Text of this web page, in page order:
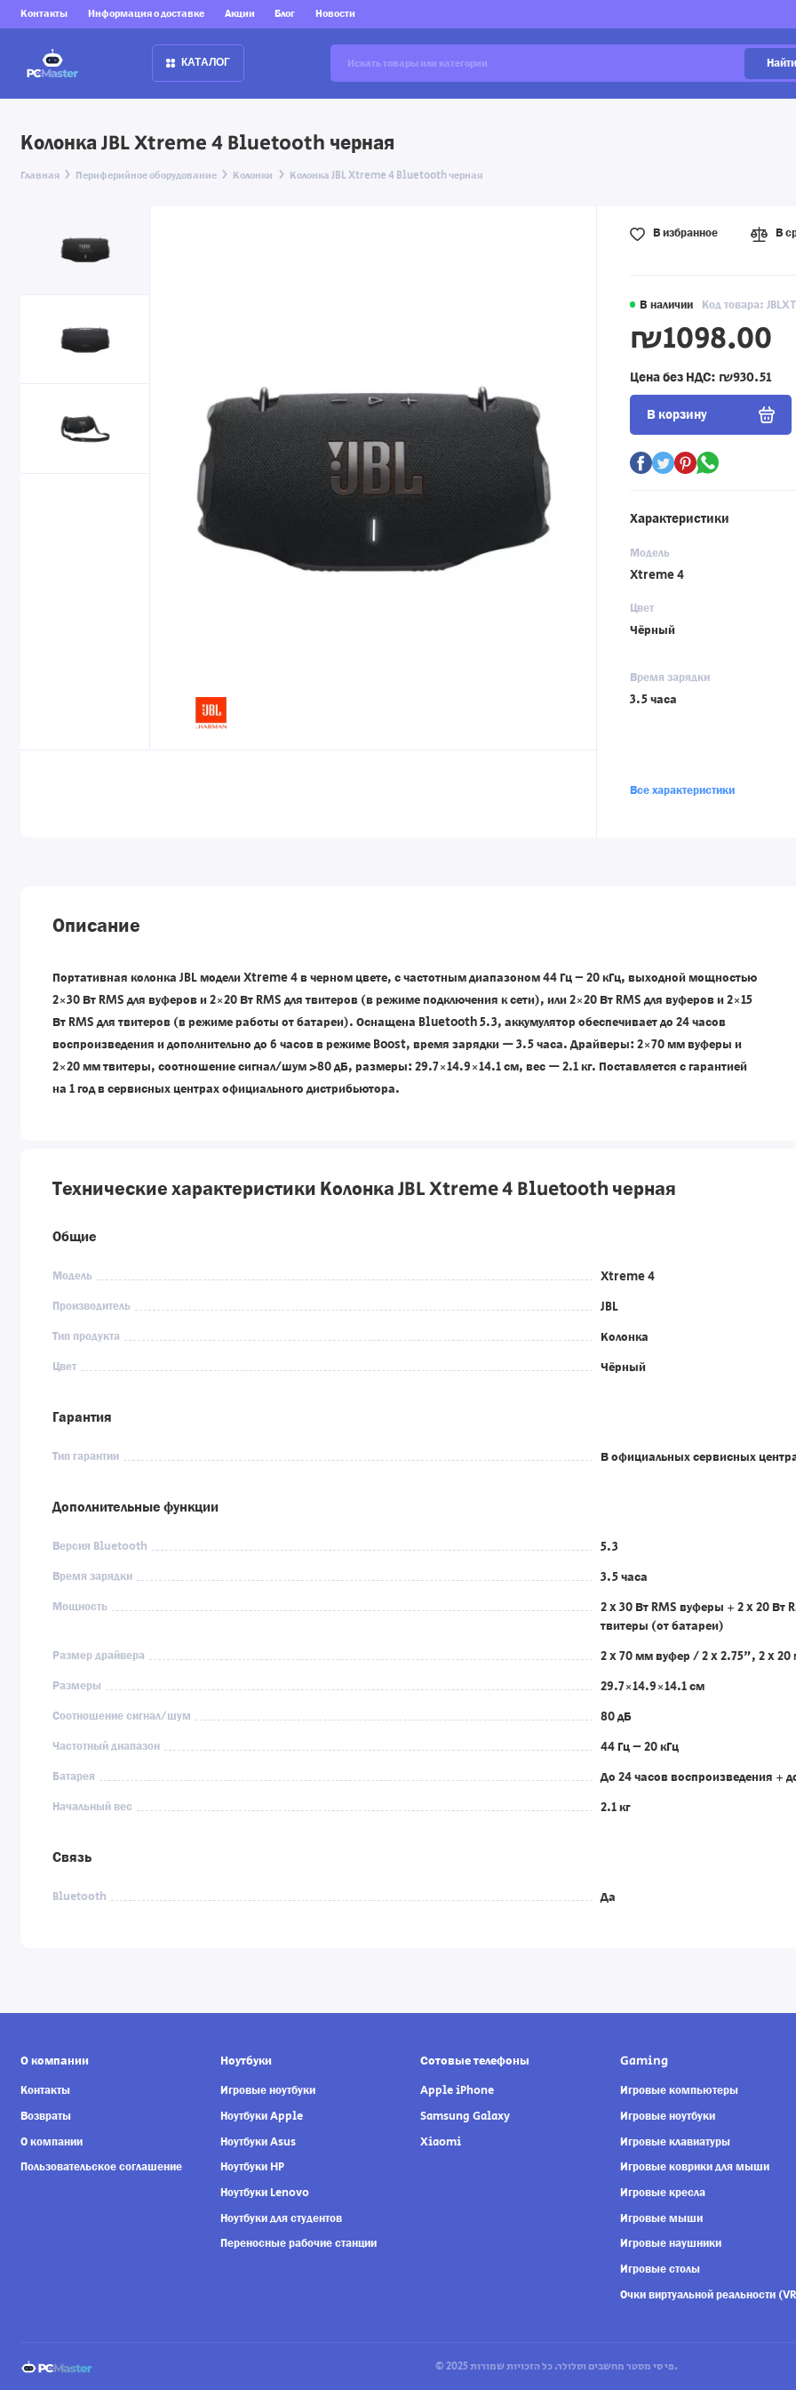
Контакты Информация о доставке Акции Блог Новости
КАТАЛОГ Найти
Колонка JBL Xtreme 4 Bluetooth черная
Главная Периферийное оборудование Колонки Колонка JBL Xtreme 4 Bluetooth черная
В наличии Код товара:
₪1098.00
Цена без НДС: ₪930.51
В корзину
В избранное В
Характеристики
Модель
Xtreme 4
Цвет
Чёрный
Время зарядки
3.5 часа
Все характеристики
Описание
Портативная колонка JBL модели Xtreme 4 в черном цвете, с частотным диапазоном 44 Гц – 20 кГц, выходной мощностью
2×30 Вт RMS для вуферов и 2×20 Вт RMS для твитеров (в режиме подключения к сети), или 2×20 Вт RMS для вуферов и 2×15
Вт RMS для твитеров (в режиме работы от батареи). Оснащена Bluetooth 5.3, аккумулятор обеспечивает до 24 часов
воспроизведения и дополнительно до 6 часов в режиме Boost, время зарядки — 3.5 часа. Драйверы: 2×70 мм вуферы и
2×20 мм твитеры, соотношение сигнал/шум >80 дБ, размеры: 29.7×14.9×14.1 см, вес — 2.1 кг. Поставляется с гарантией
на 1 год в сервисных центрах официального дистрибьютора.
Технические характеристики Колонка JBL Xtreme 4 Bluetooth черная
Общие
Модель Xtreme 4
Производитель JBL
Тип продукта Колонка
Цвет Чёрный
Гарантия
Тип гарантии В официальных сервисных
Дополнительные функции
Версия Bluetooth 5.3
Время зарядки 3.5 часа
Мощность
2 x 30 Вт RMS вуферы + 2 x 20 Вт
твитеры (от батареи)
Размер драйвера 2 x 70 мм вуфер / 2 x 2.75", 2 x
Размеры 29.7×14.9×14.1 см
Соотношение сигнал/шум 80 дБ
Частотный диапазон 44 Гц – 20 кГц
Батарея До 24 часов воспроизведения +
Начальный вес 2.1 кг
Связь
Bluetooth Да
О компании
Контакты
Возвраты
О компании
Пользовательское соглашение
Ноутбуки
Игровые ноутбуки
Ноутбуки Apple
Ноутбуки Asus
Ноутбуки HP
Ноутбуки Lenovo
Ноутбуки для студентов
Переносные рабочие станции
Сотовые телефоны
Apple iPhone
Samsung Galaxy
Xiaomi
Gaming
Игровые компьютеры
Игровые ноутбуки
Игровые клавиатуры
Игровые коврики для мыши
Игровые кресла
Игровые мыши
Игровые наушники
Игровые столы
Очки виртуальной реальности
© 2025 פי סי מסטר מחשבים וסלולר. כל הזכויות שמורות.